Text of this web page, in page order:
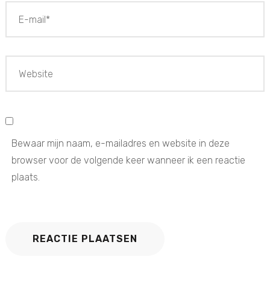
Bewaar mijn naam, e-mailadres en website in deze
browser voor de volgende keer wanneer ik een reactie
plaats.